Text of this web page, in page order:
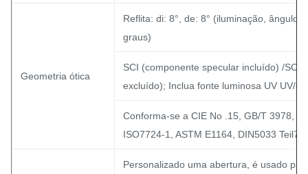
Geometria ótica
Reflita: di: 8°, de: 8° (iluminação, ângulo
graus)
SCI (componente specular incluído) /
excluído); Inclua fonte luminosa UV UV/
Conforma-se a CIE No .15, GB/T 3978,
ISO7724-1, ASTM E1164, DIN5033 Teil7
Personalizado uma abertura, é usado